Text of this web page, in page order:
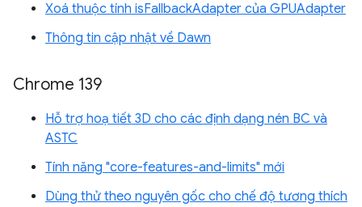
Xoá thuộc tính isFallbackAdapter của GPUAdapter
Thông tin cập nhật về Dawn
Chrome 139
Hỗ trợ hoạ tiết 3D cho các định dạng nén BC và
ASTC
Tính năng "core-features-and-limits" mới
Dùng thử theo nguyên gốc cho chế độ tương thích